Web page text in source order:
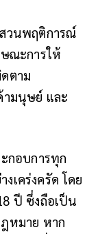
วนพฤติการณ์
ษณะการให้
ตาม
ามนุษย์ และ
กอบการทุก
เคร่งครัด โดย
ปี ซึ่งถือเป็น
หมาย หาก